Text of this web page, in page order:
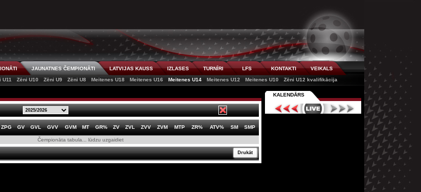
JAUNATNES ČEMPIONĀTI LATVIJAS KAUSS IZLASES TURNĪRI LFS KONTAKTI
VEIKALS
U11 Zēni U10 Zēni U9 Zēni U8 Meitenes U18 Meitenes U16 Meitenes U14 Meitenes U12 Meitenes U10 Zēni U12 kvalifikācija
ZPG GV GVL GVV GVM MT GR% ZV ZVL ZVV ZVM MTP ZR% ATV% SM SMP
Čempionāta tabula... lūdzu uzgaidiet
Drukāt
KALENDĀRS